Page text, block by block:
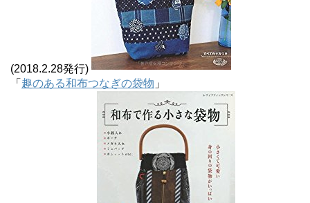
(2018.2.28発行)
「 趣のある和布つなぎの袋物 」